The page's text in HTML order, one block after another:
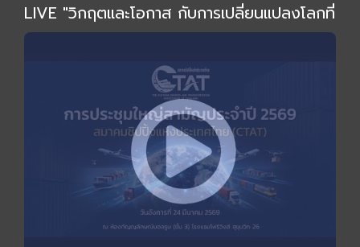
LIVE "วิกฤตและโอกาส กับการเปลี่ยนแปลงโลกที่
ไม่เหมือนเดิม" โดย อ.ทวีสุข ธรรมศักดิ์